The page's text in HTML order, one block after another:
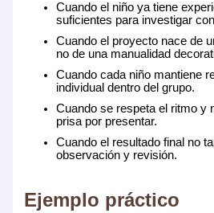
Cuando el niño ya tiene
suficientes para investigar
Cuando el proyecto nace de
no de una manualidad
Cuando cada niño mantiene
individual dentro del grupo.
Cuando se respeta el ritmo y
prisa por presentar.
Cuando el resultado final no
observación y revisión.
Ejemplo práctico